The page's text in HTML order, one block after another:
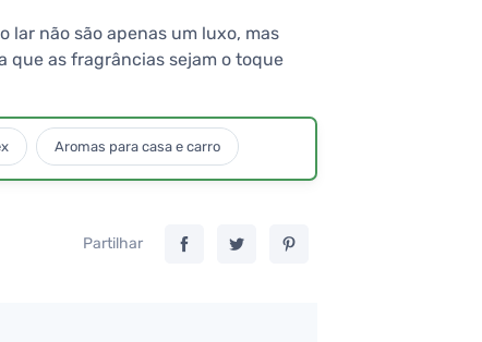
lar não são apenas um luxo, mas
que as fragrâncias sejam o toque
Aromas para casa e carro
Partilhar